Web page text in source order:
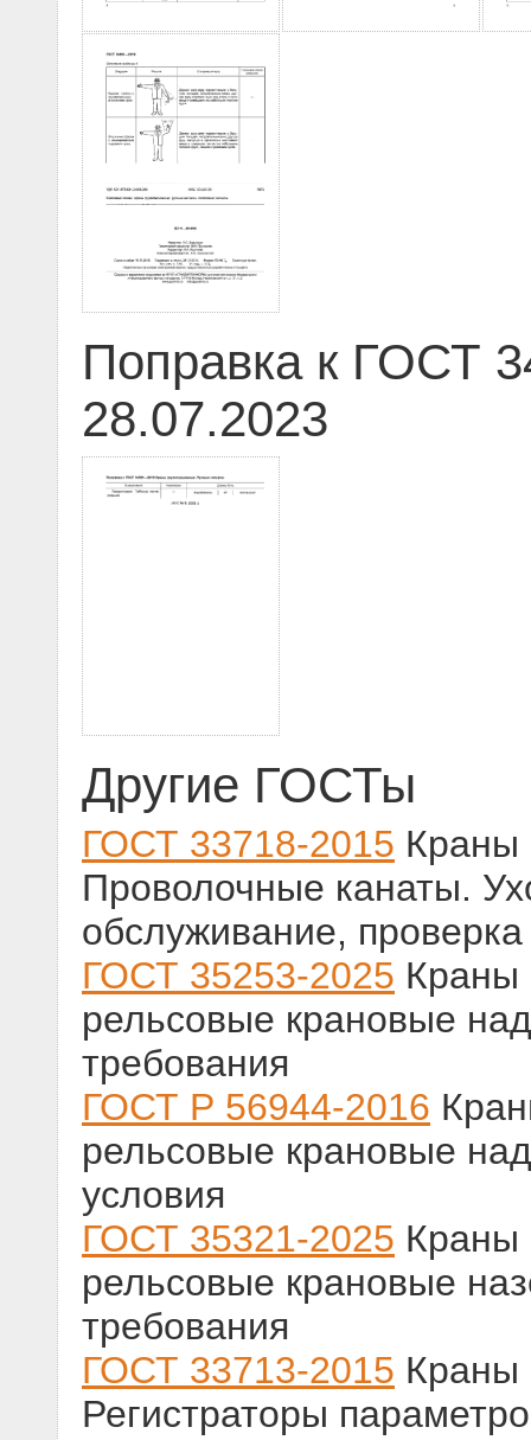
Поправка к ГОСТ
28.07.2023
Другие ГОСТы
ГОСТ 33718-2015 Краны
Проволочные канаты.
обслуживание, проверка
ГОСТ 35253-2025 Краны
рельсовые крановые
требования
ГОСТ Р 56944-2016
рельсовые крановые
условия
ГОСТ 35321-2025 Краны
рельсовые крановые
требования
ГОСТ 33713-2015 Краны
Регистраторы